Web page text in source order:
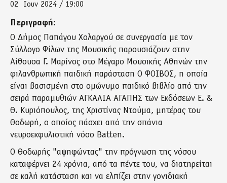
02
Ιουν 2024 / 19:00
Περιγραφή:
Ο Δήμος Παπάγου Χολαργού σε συνεργασία με τον
Σύλλογο Φίλων της Μουσικής παρουσιάζουν στην
Αίθουσα Γ. Μαρίνος στο Μέγαρο Μουσικής Αθηνών την
φιλανθρωπική παιδική παράσταση Ο ΦΟΙΒΟΣ, η οποία
είναι βασισμένη στο ομώνυμο παιδικό βιβλίο από την
σειρά παραμυθιών ΑΓΚΑΛΙΑ ΑΓΑΠΗΣ των Εκδόσεων Ε. &
Θ. Κυριόπουλος, της Χριστίνας Ντούμα, μητέρας του
Θοδωρή, ο οποίος πάσχει από την σπάνια
νευροεκφυλιστική νόσο Batten.
Ο Θοδωρής "αψηφώντας" την πρόγνωση της νόσου
καταφέρνει 24 χρόνια, από τα πέντε του, να διατηρείται
σε καλή κατάσταση και να ελπίζει στην γονιδιακή